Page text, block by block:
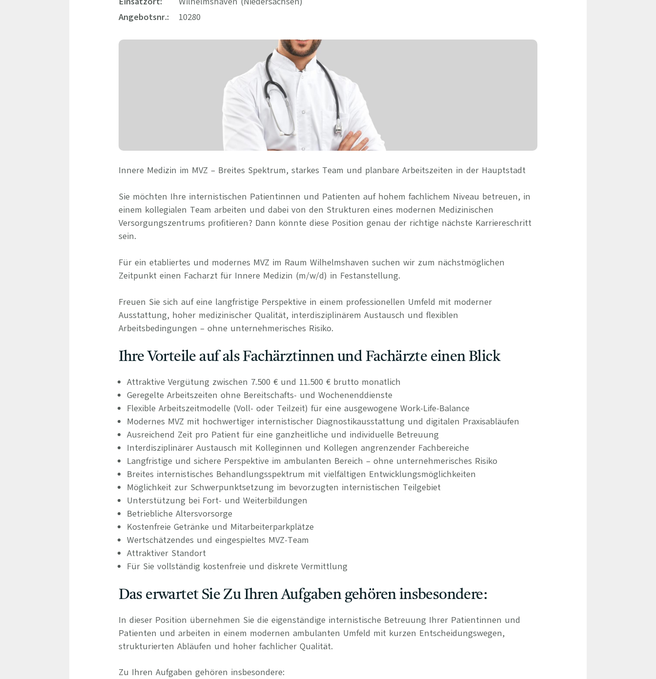
Sanovetis Care+
Angebotsnr.:
10280
Innere Medizin im MVZ – Breites Spektrum, starkes Team und planbare Arbeitszeiten in der Hauptstadt
Sie möchten Ihre internistischen Patientinnen und Patienten auf hohem fachlichem Niveau betreuen, in
einem kollegialen Team arbeiten und dabei von den Strukturen eines modernen Medizinischen
Versorgungszentrums profitieren? Dann könnte diese Position genau der richtige nächste Karriereschritt
sein.
Für ein etabliertes und modernes MVZ im Raum Wilhelmshaven suchen wir zum nächstmöglichen
Zeitpunkt einen Facharzt für Innere Medizin (m/w/d) in Festanstellung.
Freuen Sie sich auf eine langfristige Perspektive in einem professionellen Umfeld mit moderner
Ausstattung, hoher medizinischer Qualität, interdisziplinärem Austausch und flexiblen
Arbeitsbedingungen – ohne unternehmerisches Risiko.
Ihre Vorteile auf als Fachärztinnen und Fachärzte einen Blick
Attraktive Vergütung zwischen 7.500 € und 11.500 € brutto monatlich
Geregelte Arbeitszeiten ohne Bereitschafts- und Wochenenddienste
Flexible Arbeitszeitmodelle (Voll- oder Teilzeit) für eine ausgewogene Work-Life-Balance
Modernes MVZ mit hochwertiger internistischer Diagnostikausstattung und digitalen Praxisabläufen
Ausreichend Zeit pro Patient für eine ganzheitliche und individuelle Betreuung
Interdisziplinärer Austausch mit Kolleginnen und Kollegen angrenzender Fachbereiche
Langfristige und sichere Perspektive im ambulanten Bereich – ohne unternehmerisches Risiko
Breites internistisches Behandlungsspektrum mit vielfältigen Entwicklungsmöglichkeiten
Möglichkeit zur Schwerpunktsetzung im bevorzugten internistischen Teilgebiet
Unterstützung bei Fort- und Weiterbildungen
Betriebliche Altersvorsorge
Kostenfreie Getränke und Mitarbeiterparkplätze
Wertschätzendes und eingespieltes MVZ-Team
Attraktiver Standort
Für Sie vollständig kostenfreie und diskrete Vermittlung
Das erwartet Sie Zu Ihren Aufgaben gehören insbesondere:
In dieser Position übernehmen Sie die eigenständige internistische Betreuung Ihrer Patientinnen und
Patienten und arbeiten in einem modernen ambulanten Umfeld mit kurzen Entscheidungswegen,
strukturierten Abläufen und hoher fachlicher Qualität.
Zu Ihren Aufgaben gehören insbesondere: